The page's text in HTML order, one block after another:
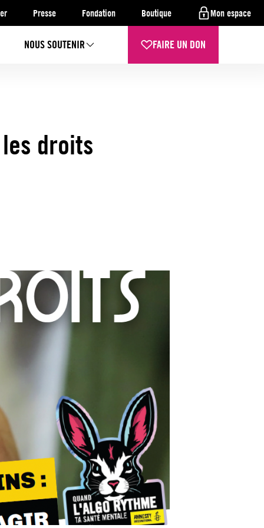
Presse Fondation Boutique Mon espace
NOUS SOUTENIR FAIRE UN DON
droits